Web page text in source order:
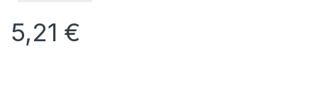
5,21 €